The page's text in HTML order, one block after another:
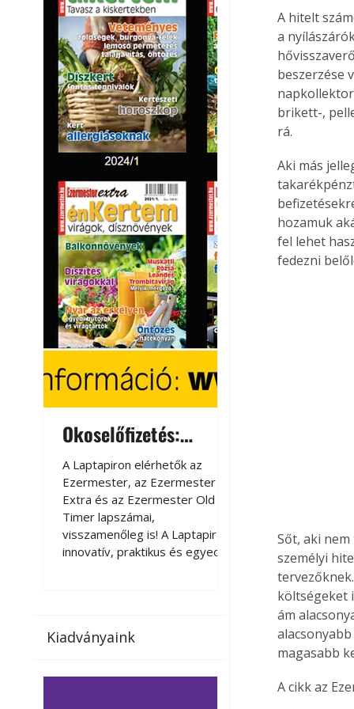
Okoselőfizetés:
Ezermester Extra
A Laptapiron elérhetők az
Ezermester, az Ezermester
Extra és az Ezermester Old
Timer lapszámai,
visszamenőleg is! A Laptapir új,
innovatív, praktikus és egyedi
az otthonában, útközben vagy
elérhetők lapszámaink. Bárhol,
visszamenőleg is! A
innovatív, praktikus
megoldás a
magazinok digitális
számítógépen,
vagy táblagépen.
az otthonában,
nyaralás, pihenés
bármikor, akár
Kiadványaink
A hitelt
a
beszerzése
brikett-,
rá.
Aki más
hozamuk
fel lehet
fedezni
Sőt, aki
személyi
költségeket
ám
magasabb
A cikk az